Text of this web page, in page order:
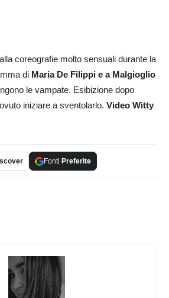
coreografie molto sensuali durante la
di Maria De Filippi e a Malgioglio
le vampate. Esibizione dopo
iniziare a sventolarlo. Video Witty
Fonti Preferite